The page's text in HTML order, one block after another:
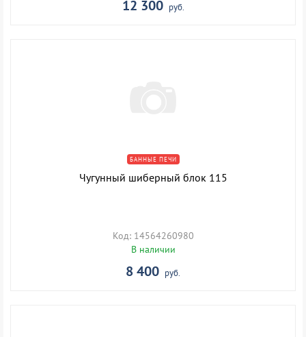
12 300 руб.
БАННЫЕ ПЕЧИ
Чугунный шиберный блок 115
Код: 14564260980
В наличии
8 400 руб.